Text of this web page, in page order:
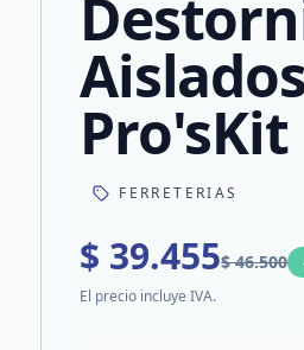
Pro'sKit
FERRETERIAS
$ 39.455$ 46.500
El precio incluye IVA.